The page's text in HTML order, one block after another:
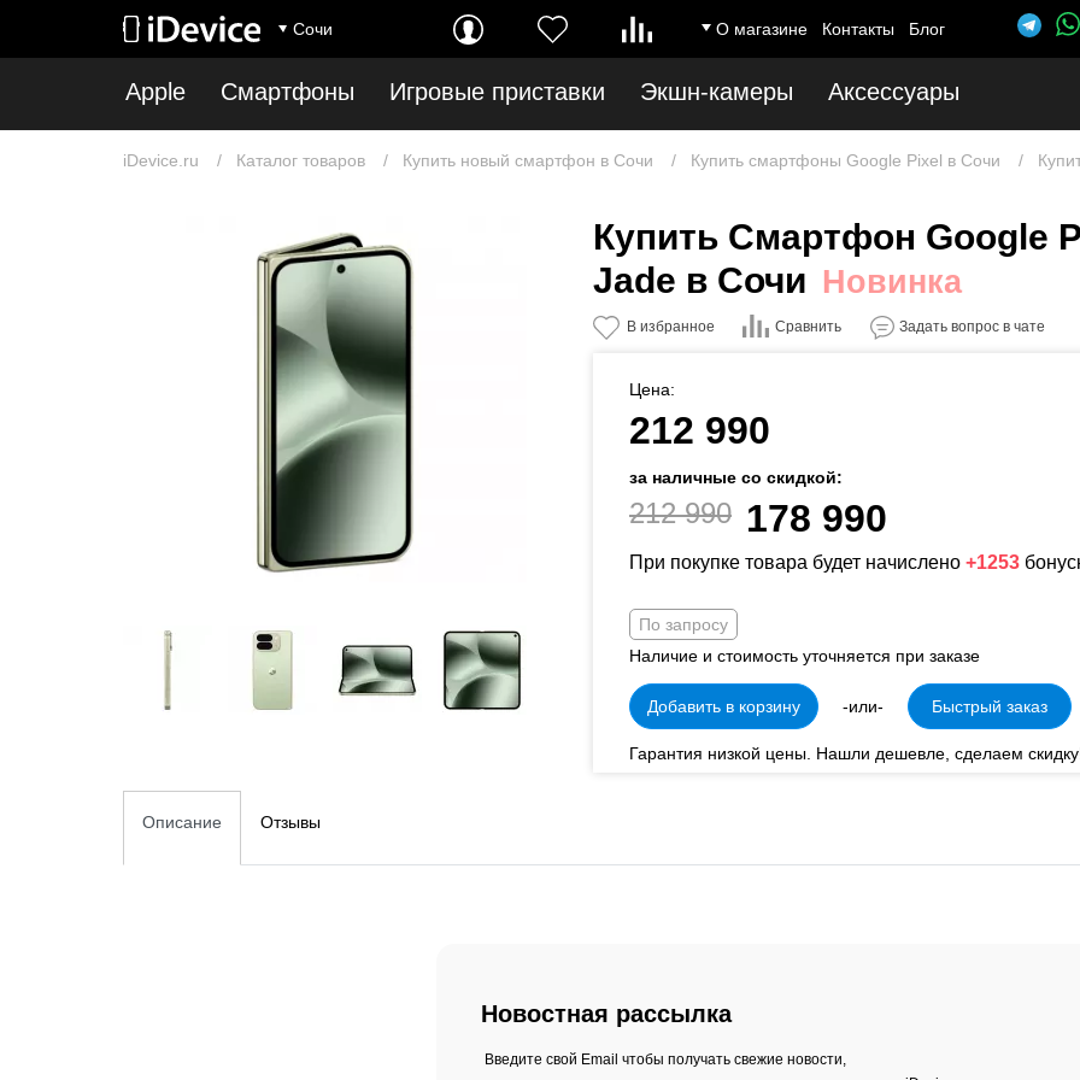
Сочи О магазине Контакты Блог
Apple Смартфоны Игровые приставки Экшн-камеры Аксессуары
iDevice.ru Каталог товаров Купить новый смартфон в Сочи Купить смартфоны Google Pixel в Сочи
Купить Смартфон Google
Jade в Сочи Новинка
В избранное Сравнить Задать вопрос в чате
Цена:
212 990
за наличные со скидкой:
212 990 178 990
При покупке товара будет начислено +1253
По запросу
Наличие и стоимость уточняется при заказе
Добавить в корзину -или- Быстрый заказ
Гарантия низкой цены. Нашли дешевле, сделаем
Описание Отзывы
Новостная рассылка
Введите свой Email чтобы получать свежие новости,